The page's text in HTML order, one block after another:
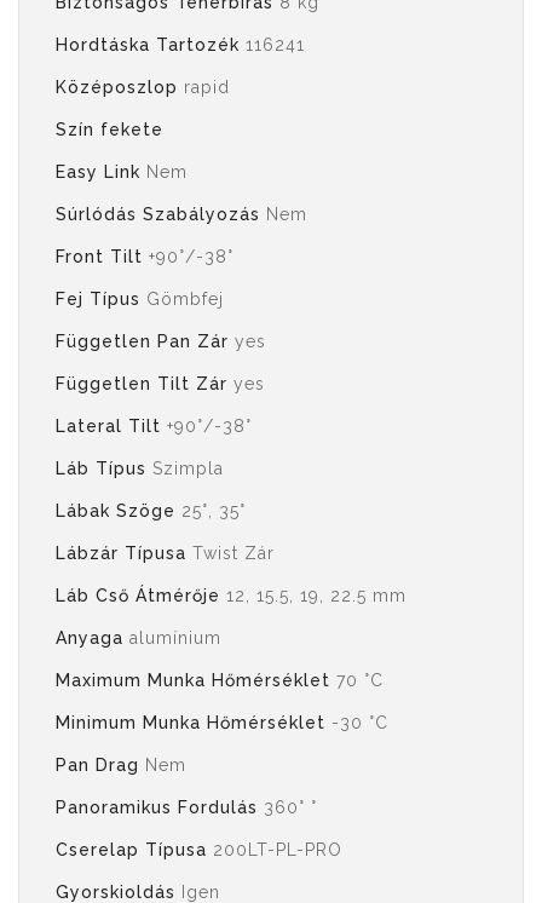
Hordtáska Tartozék 116241
Középoszlop rapid
Szín fekete
Easy Link Nem
Súrlódás Szabályozás Nem
Front Tilt +90°/-38°
Fej Típus Gömbfej
Független Pan Zár yes
Független Tilt Zár yes
Lateral Tilt +90°/-38°
Láb Típus Szimpla
Lábak Szöge 25°, 35°
Lábzár Típusa Twist Zár
Láb Cső Átmérője 12, 15.5, 19, 22.5 mm
Anyaga alumínium
Maximum Munka Hőmérséklet 70 °C
Minimum Munka Hőmérséklet -30 °C
Pan Drag Nem
Panoramikus Fordulás 360° °
Cserelap Típusa 200LT-PL-PRO
Gyorskioldás Igen